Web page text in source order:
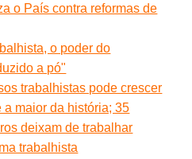
o País contra reformas de
o poder do
a pó"
trabalhistas pode crescer
a maior da história; 35
deixam de trabalhar
trabalhista